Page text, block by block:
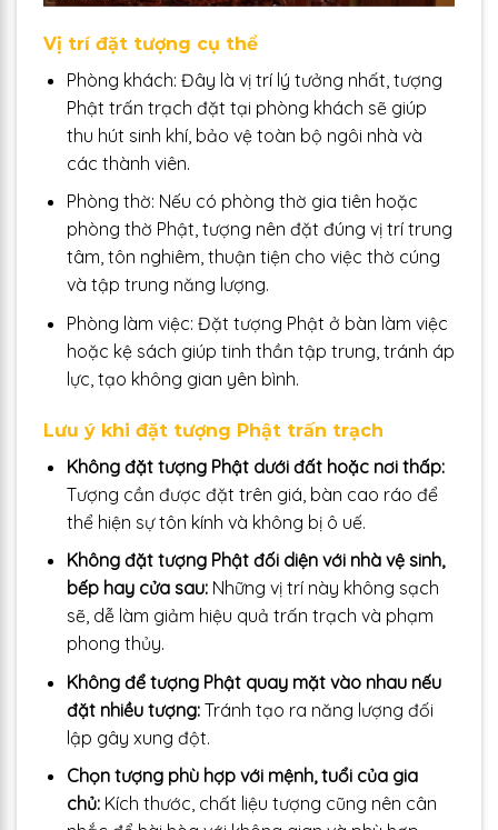
Vị trí đặt tượng cụ thể
Phòng khách: Đây là vị trí lý tưởng nhất, tượng
Phật trấn trạch đặt tại phòng khách sẽ giúp
thu hút sinh khí, bảo vệ toàn bộ ngôi nhà và
các thành viên.
Phòng thờ: Nếu có phòng thờ gia tiên hoặc
phòng thờ Phật, tượng nên đặt đúng vị trí trung
tâm, tôn nghiêm, thuận tiện cho việc thờ cúng
và tập trung năng lượng.
Phòng làm việc: Đặt tượng Phật ở bàn làm việc
hoặc kệ sách giúp tinh thần tập trung, tránh áp
lực, tạo không gian yên bình.
Lưu ý khi đặt tượng Phật trấn trạch
Không đặt tượng Phật dưới đất hoặc nơi thấp:
Tượng cần được đặt trên giá, bàn cao ráo để
thể hiện sự tôn kính và không bị ô uế.
Không đặt tượng Phật đối diện với nhà vệ sinh,
bếp hay cửa sau:Những vị trí này không sạch
sẽ, dễ làm giảm hiệu quả trấn trạch và phạm
phong thủy.
Không để tượng Phật quay mặt vào nhau nếu
đặt nhiều tượng:Tránh tạo ra năng lượng đối
lập gây xung đột.
Chọn tượng phù hợp với mệnh, tuổi của gia
chủ:Kích thước, chất liệu tượng cũng nên cân